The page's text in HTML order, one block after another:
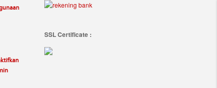
SSL Certificate :